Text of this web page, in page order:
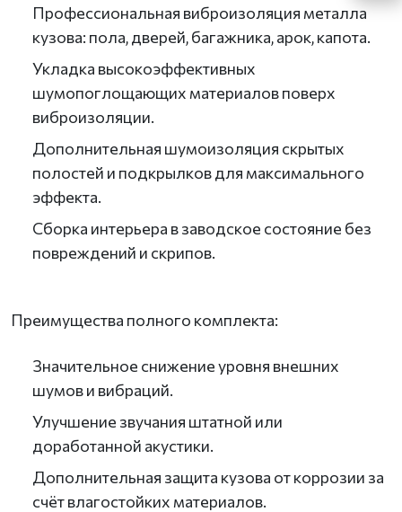
Профессиональная виброизоляция металла
кузова: пола, дверей, багажника, арок, капота.
Укладка высокоэффективных
шумопоглощающих материалов поверх
виброизоляции.
Дополнительная шумоизоляция скрытых
полостей и подкрылков для максимального
эффекта.
Сборка интерьера в заводское состояние без
повреждений и скрипов.
Преимущества полного комплекта:
Значительное снижение уровня внешних
шумов и вибраций.
Улучшение звучания штатной или
доработанной акустики.
Дополнительная защита кузова от коррозии за
счёт влагостойких материалов.